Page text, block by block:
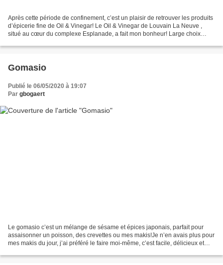
Après cette période de confinement, c’est un plaisir de retrouver les produits
d’épicerie fine de Oil & Vinegar! Le Oil & Vinegar de Louvain La Neuve ,
situé au cœur du complexe Esplanade, a fait mon bonheur! Large choix
Gomasio
Publié le 06/05/2020 à 19:07
Par gbogaert
Le gomasio c’est un mélange de sésame et épices japonais, parfait pour
assaisonner un poisson, des crevettes ou mes makis!Je n’en avais plus pour
mes makis du jour, j’ai préféré le faire moi-même, c’est facile, délicieux et